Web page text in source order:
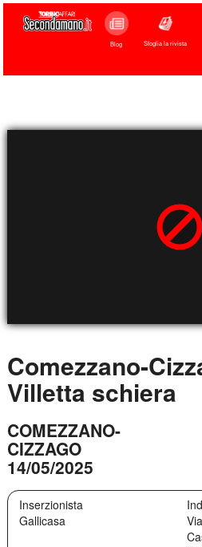
Blog Sfoglia la rivista
Comezzano-
Villetta schiera
COMEZZANO-
CIZZAGO
14/05/2025
Inserzionista
Gallicasa